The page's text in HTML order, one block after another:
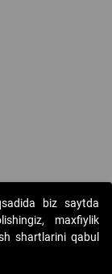
biz saytda
maxfiylik
shartlarini qabul